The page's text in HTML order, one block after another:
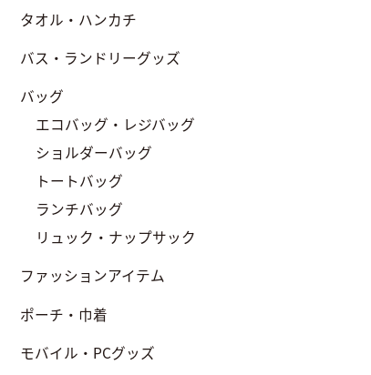
タオル・ハンカチ
バス・ランドリーグッズ
バッグ
エコバッグ・レジバッグ
ショルダーバッグ
トートバッグ
ランチバッグ
リュック・ナップサック
ファッションアイテム
ポーチ・巾着
モバイル・PCグッズ